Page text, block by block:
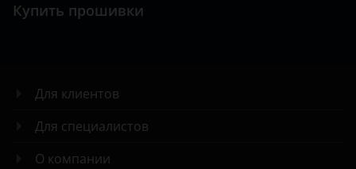
Купить прошивки
Для клиентов
Для специалистов
О компании